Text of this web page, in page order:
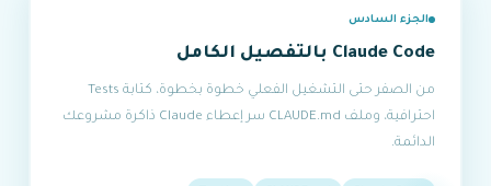
الجزء السادس
Claude Code بالتفصيل الكامل
من الصفر حتى التشغيل الفعلي خطوة بخطوة، كتابة Tests
احترافية، وملف CLAUDE.md سر إعطاء Claude ذاكرة مشروعك
الدائمة.